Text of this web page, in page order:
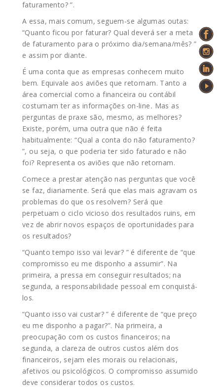
faturamento? ”.
A essa, mais comum, seguem-se algumas outas:
“Quanto ficou por faturar? Qual deverá ser a meta
de faturamento para o próximo dia/semana/mês? ”
e assim por diante.
É uma conta que as empresas conhecem muito
bem. Equivale aos aviões que retornam. Tanto a
área comercial como a financeira ou contábil
costumam ter as informações on-line. Mas as
perguntas de praxe são, mesmo, as melhores?
Existe, porém, uma outra que não é feita
habitualmente: “Qual a conta do não faturamento?
”, ou seja, o que poderia ter sido faturado e não
foi? Representa os aviões que não retornam.
Comece a prestar atenção nas perguntas que você
se faz, diariamente. Será que elas mais agravam os
problemas do que os resolvem? Será que
perpetuam o ciclo vicioso dos resultados ruins, em
vez de abrir novos espaços de oportunidades para
os resultados?
“Quanto tempo isso vai levar? ” é diferente de “que
compromisso eu me disponho a assumir”. Na
primeira, a pressa em conseguir resultados; na
segunda, a responsabilidade pessoal em conquistá-
los.
“Quanto isso vai custar? ” é diferente de “que preço
eu me disponho a pagar?”. Na primeira, a
preocupação com os custos financeiros; na
segunda, a clareza de outros custos além dos
financeiros, sejam eles morais ou relacionais,
afetivos ou psicológicos. O compromisso assumido
deve considerar todos os custos.